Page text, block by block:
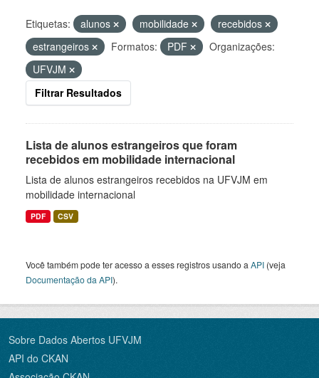
Etiquetas: alunos mobilidade
recebidos
estrangeiros
Formatos: PDF
Organizações:
UFVJM
Filtrar Resultados
Lista de alunos estrangeiros que foram
recebidos em mobilidade internacional
Lista de alunos estrangeiros recebidos na UFVJM em
mobilidade internacional
PDF CSV
Você também pode ter acesso a esses registros usando a API (veja
Documentação da API).
Sobre Dados Abertos UFVJM
API do CKAN